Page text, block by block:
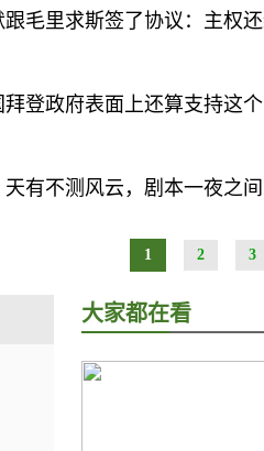
毛里求斯签了协议：主权
拜登政府表面上还算支持这
天有不测风云，剧本一夜之
1 2 3
大家都在看